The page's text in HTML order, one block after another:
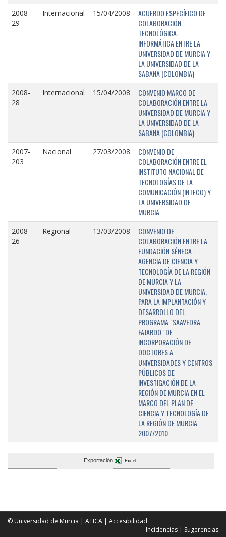
2008-
29
Internacional 15/04/2008
ACUERDO ESPECÍFICO DE
COLABORACIÓN
TECNOLÓGICA-
INFORMÁTICA ENTRE LA
UNIVERSIDAD DE MURCIA Y
LA UNIVERSIDAD DE LA
SABANA (COLOMBIA)
2008-
28
Internacional 15/04/2008
CONVENIO MARCO DE
COLABORACIÓN ENTRE LA
UNIVERSIDAD DE MURCIA Y
LA UNIVERSIDAD DE LA
SABANA (COLOMBIA)
2007-
203
Nacional 27/03/2008
CONVENIO DE
COLABORACIÓN ENTRE EL
INSTITUTO NACIONAL DE
TECNOLOGÍAS DE LA
COMUNICACIÓN (INTECO) Y
LA UNIVERSIDAD DE
MURCIA.
2008-
26
Regional 13/03/2008
CONVENIO DE
COLABORACIÓN ENTRE LA
FUNDACIÓN SÉNECA -
AGENCIA DE CIENCIA Y
TECNOLOGÍA DE LA REGIÓN
DE MURCIA Y LA
UNIVERSIDAD DE MURCIA,
PARA LA IMPLANTACIÓN Y
DESARROLLO DEL
PROGRAMA "SAAVEDRA
FAJARDO" DE
INCORPORACIÓN DE
DOCTORES A
UNIVERSIDADES Y CENTROS
PÚBLICOS DE
INVESTIGACIÓN DE LA
REGIÓN DE MURCIA EN EL
MARCO DEL PLAN DE
CIENCIA Y TECNOLOGÍA DE
LA REGIÓN DE MURCIA
2007/2010
Exportación Excel
© Universidad de Murcia | ATICA | Accesibilidad
Incidencias | Sugerencias